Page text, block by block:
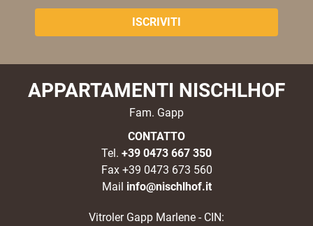
APPARTAMENTI NISCHLHOF
Fam. Gapp
CONTATTO
Tel. +39 0473 667 350
Fax +39 0473 673 560
Mail info@nischlhof.it
Vitroler Gapp Marlene - CIN: